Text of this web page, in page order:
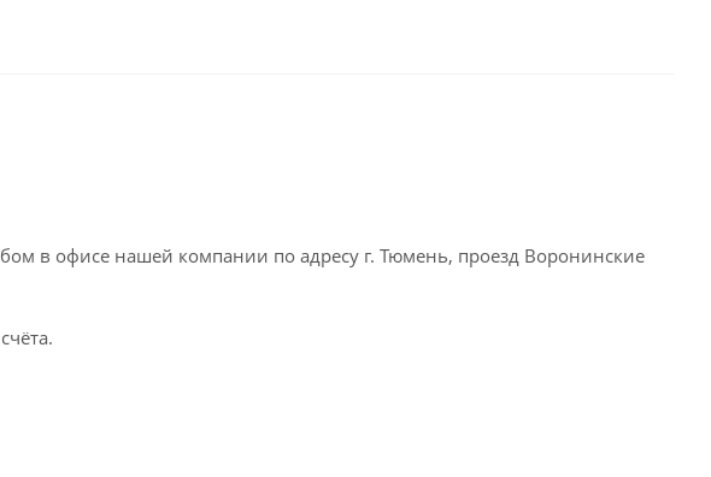
в офисе нашей компании по адресу г. Тюмень, проезд Воронинские